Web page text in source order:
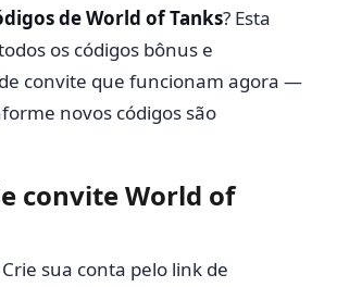
de World of Tanks? Esta
os códigos bônus e
convite que funcionam agora —
novos códigos são
convite World of
sua conta pelo link de